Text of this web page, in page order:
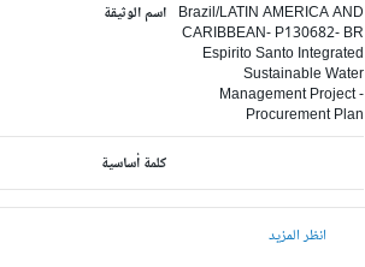
اسم الوثيقة Brazil/LATIN AMERICA AND
CARIBBEAN- P130682- BR
Espirito Santo Integrated
Sustainable Water
Management Project -
Procurement Plan
كلمة أساسية
انظر المزيد